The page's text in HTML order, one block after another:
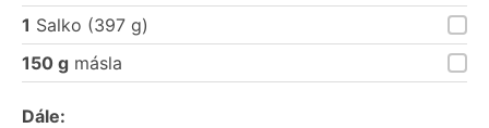
1 Salko (397 g)
150 g másla
Dále: